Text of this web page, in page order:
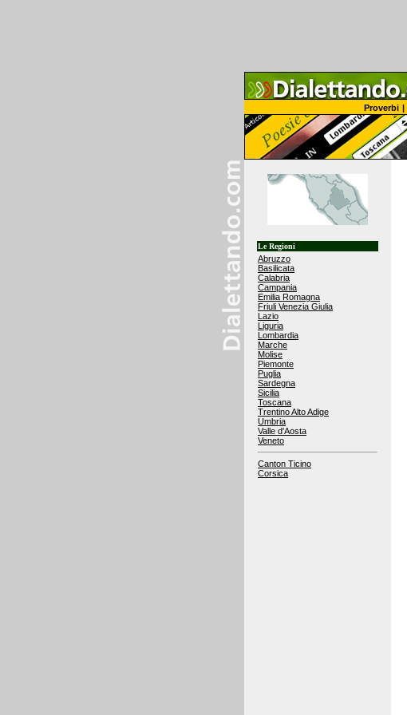
Proverbi |
Le Regioni
Abruzzo
Basilicata
Calabria
Campania
Emilia Romagna
Friuli Venezia Giulia
Lazio
Liguria
Lombardia
Marche
Molise
Piemonte
Puglia
Sardegna
Sicilia
Toscana
Trentino Alto Adige
Umbria
Valle d'Aosta
Veneto
Canton Ticino
Corsica